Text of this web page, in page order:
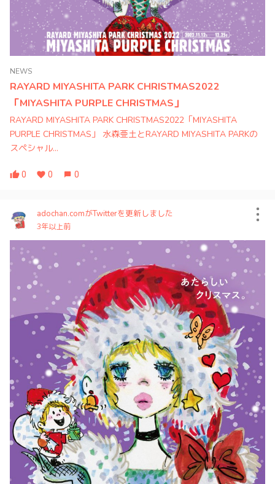
NEWS
RAYARD MIYASHITA PARK CHRISTMAS2022
「MIYASHITA PURPLE CHRISTMAS」
RAYARD MIYASHITA PARK CHRISTMAS2022「MIYASHITA
PURPLE CHRISTMAS」 水森亜土とRAYARD MIYASHITA PARKの
スペシャル...
0 0 0
adochan.comがTwitterを更新しました
3年以上前